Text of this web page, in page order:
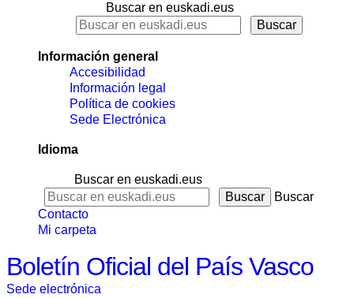
Buscar en euskadi.eus
Información general
Accesibilidad
Información legal
Política de cookies
Sede Electrónica
Idioma
Buscar en euskadi.eus
Buscar
Contacto
Mi carpeta
Boletín Oficial del País Vasco
Sede electrónica